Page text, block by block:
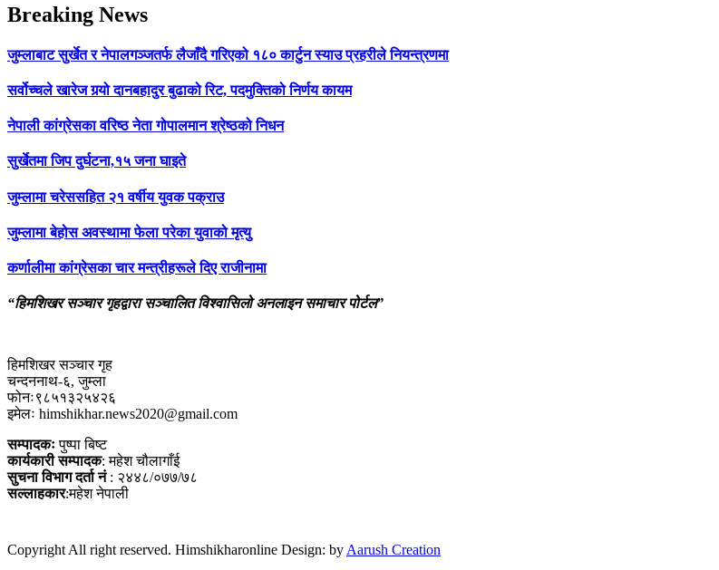
Breaking News
जुम्लाबाट सुर्खेत र नेपालगञ्जतर्फ लैजाँदै गरिएको १८० कार्टुन स्याउ प्रहरीले नियन्त्रणमा
सर्वोच्चले खारेज गर्‍यो दानबहादुर बुढाको रिट, पदमुक्तिको निर्णय कायम
नेपाली कांग्रेसका वरिष्ठ नेता गोपालमान श्रेष्ठको निधन
सुर्खेतमा जिप दुर्घटना,१५ जना घाइते
जुम्लामा चरेससहित २१ वर्षीय युवक पक्राउ
जुम्लामा बेहोस अवस्थामा फेला परेका युवाको मृत्यु
कर्णालीमा कांग्रेसका चार मन्त्रीहरूले दिए राजीनामा
“हिमशिखर सञ्चार गृहद्वारा सञ्चालित विश्वासिलो अनलाइन समाचार पोर्टल”
हिमशिखर सञ्चार गृह
चन्दननाथ-६, जुम्ला
फोनः९८५१३२५४२६
इमेलः himshikhar.news2020@gmail.com
सम्पादकःपुष्पा बिष्ट
कार्यकारी सम्पादक: महेश चौलागाँई
सुचना विभाग दर्ता नं: २४४८/०७७/७८
सल्लाहकार:महेश नेपाली
Copyright All right reserved. Himshikharonline Design: byAarush Creation